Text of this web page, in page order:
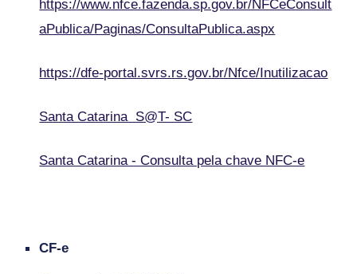
https://www.nfce.fazenda.sp.gov.br/NFCeConsult
aPublica/Paginas/ConsultaPublica.aspx
https://dfe-portal.svrs.rs.gov.br/Nfce/Inutilizacao
Santa Catarina S@T- SC
Santa Catarina - Consulta pela chave NFC-e
CF-e